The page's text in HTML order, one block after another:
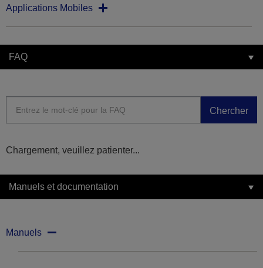
Applications Mobiles
FAQ
Chercher
Chargement, veuillez patienter...
Manuels et documentation
Manuels